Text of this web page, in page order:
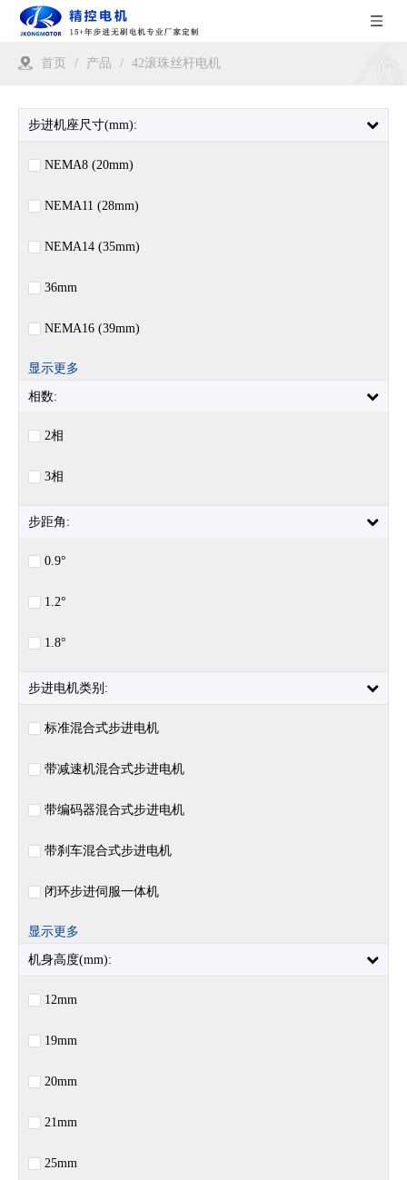
首页 / 产品 / 42滚珠丝杆电机
步进机座尺寸(mm):
NEMA8 (20mm)
NEMA11 (28mm)
NEMA14 (35mm)
36mm
NEMA16 (39mm)
显示更多
相数:
2相
3相
步距角:
0.9°
1.2°
1.8°
步进电机类别:
标准混合式步进电机
带减速机混合式步进电机
带编码器混合式步进电机
带刹车混合式步进电机
闭环步进伺服一体机
显示更多
机身高度(mm):
12mm
19mm
20mm
21mm
25mm